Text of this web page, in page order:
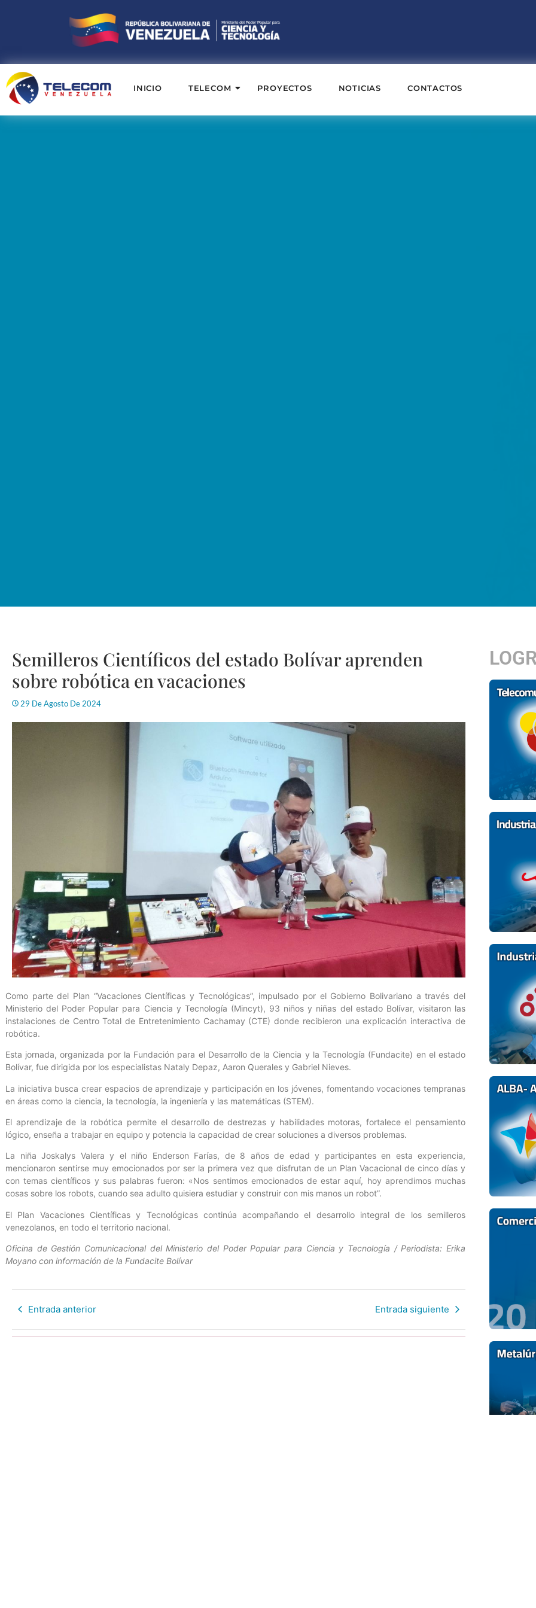
INICIO TELECOM PROYECTOS NOTICIAS CONTACTOS
Semilleros Científicos del estado Bolívar aprenden
sobre robótica en vacaciones
29 De Agosto De 2024
Como parte del Plan “Vacaciones Científicas y Tecnológicas”, impulsado por el Gobierno Bolivariano a través del
Ministerio del Poder Popular para Ciencia y Tecnología (Mincyt), 93 niños y niñas del estado Bolívar, visitaron las
instalaciones de Centro Total de Entretenimiento Cachamay (CTE) donde recibieron una explicación interactiva de
robótica.
Esta jornada, organizada por la Fundación para el Desarrollo de la Ciencia y la Tecnología (Fundacite) en el estado
Bolívar, fue dirigida por los especialistas Nataly Depaz, Aaron Querales y Gabriel Nieves.
La iniciativa busca crear espacios de aprendizaje y participación en los jóvenes, fomentando vocaciones tempranas
en áreas como la ciencia, la tecnología, la ingeniería y las matemáticas (STEM).
El aprendizaje de la robótica permite el desarrollo de destrezas y habilidades motoras, fortalece el pensamiento
lógico, enseña a trabajar en equipo y potencia la capacidad de crear soluciones a diversos problemas.
La niña Joskalys Valera y el niño Enderson Farías, de 8 años de edad y participantes en esta experiencia,
mencionaron sentirse muy emocionados por ser la primera vez que disfrutan de un Plan Vacacional de cinco días y
con temas científicos y sus palabras fueron: «Nos sentimos emocionados de estar aquí, hoy aprendimos muchas
cosas sobre los robots, cuando sea adulto quisiera estudiar y construir con mis manos un robot”.
El Plan Vacaciones Científicas y Tecnológicas continúa acompañando el desarrollo integral de los semilleros
venezolanos, en todo el territorio nacional.
Oficina de Gestión Comunicacional del Ministerio del Poder Popular para Ciencia y Tecnología / Periodista: Erika
Moyano con información de la Fundacite Bolívar
Entrada anterior Entrada siguiente